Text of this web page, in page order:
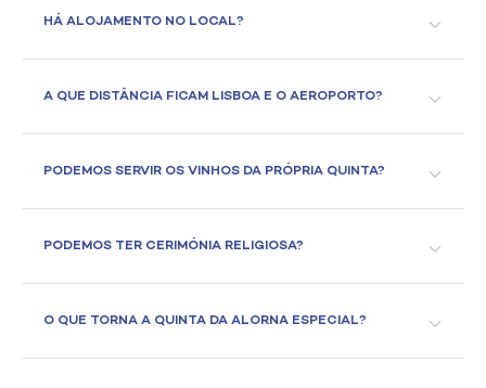
HÁ ALOJAMENTO NO LOCAL?
A QUE DISTÂNCIA FICAM LISBOA E O AEROPORTO?
PODEMOS SERVIR OS VINHOS DA PRÓPRIA QUINTA?
PODEMOS TER CERIMÓNIA RELIGIOSA?
O QUE TORNA A QUINTA DA ALORNA ESPECIAL?